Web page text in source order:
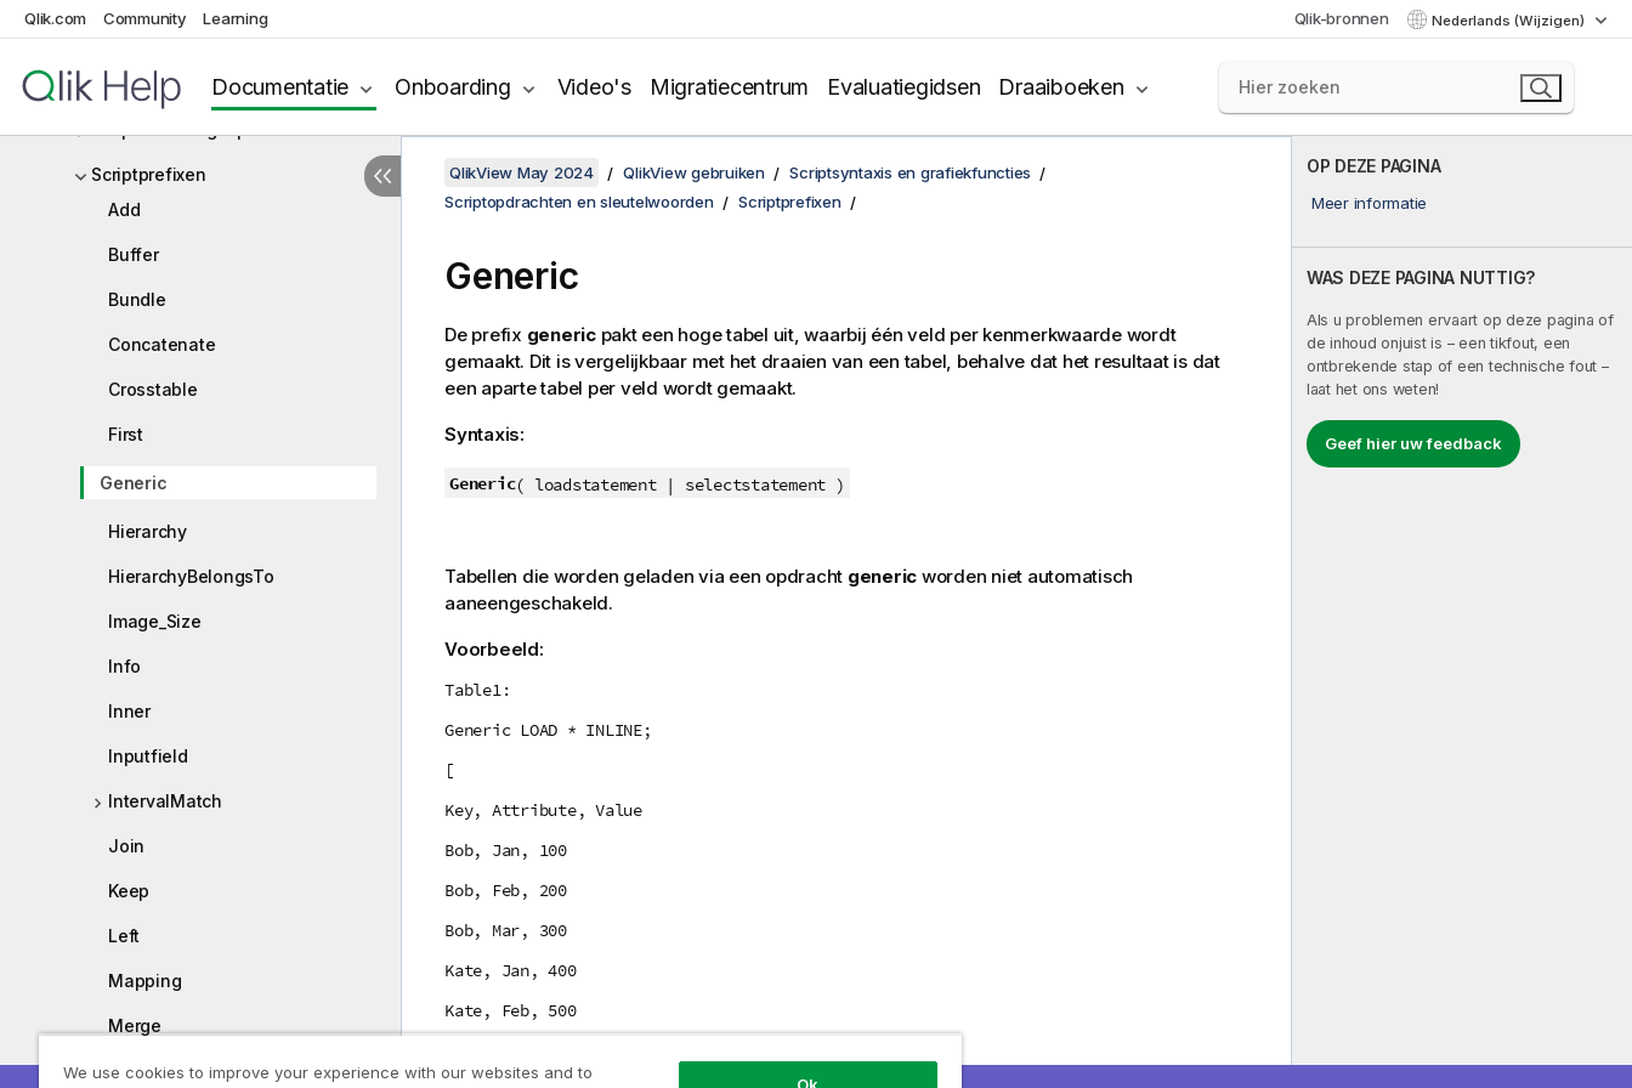
Qlik.com Community Learning Qlik-bronnen Nederlands (Wijzigen)
Documentatie Onboarding Video's Migratiecentrum Evaluatiegidsen Draaiboeken
Scriptopdrachten en sleutelwoorden
Scriptprefixen
Add
Buffer
Bundle
Concatenate
Crosstable
First
Generic
Hierarchy
HierarchyBelongsTo
Image_Size
Info
Inner
Inputfield
IntervalMatch
Join
Keep
Left
Mapping
Merge
NoConcatenate
OP DEZE PAGINA
Meer informatie
WAS DEZE PAGINA NUTTIG?
Als u problemen ervaart op deze pagina of
de inhoud onjuist is – een tikfout, een
ontbrekende stap of een technische fout –
laat het ons weten!
Geef hier uw feedback
QlikView May 2024 QlikView gebruiken
Scriptsyntaxis en grafiekfuncties
Scriptopdrachten en sleutelwoorden
Scriptprefixen
Generic
De prefix genericpakt een hoge tabel uit, waarbij één veld per kenmerkwaarde wordt
gemaakt. Dit is vergelijkbaar met het draaien van een tabel, behalve dat het resultaat is dat
een aparte tabel per veld wordt gemaakt.
Syntaxis:
Generic( loadstatement | selectstatement )
Tabellen die worden geladen via een opdracht generic worden niet automatisch
aaneengeschakeld.
Voorbeeld:
Table1:
Generic LOAD * INLINE;
[
Key, Attribute, Value
Bob, Jan, 100
Bob, Feb, 200
Bob, Mar, 300
Kate, Jan, 400
Kate, Feb, 500
We use cookies to improve your experience with our websites and to